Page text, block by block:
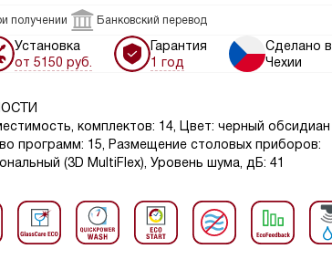
получении Банковский перевод
Установка
от 5150 руб.
Гарантия
1 год
Сделано в
Чехии
комплектов: 14, Цвет: черный обсидиан
программ: 15, Размещение столовых приборов:
(3D MultiFlex), Уровень шума, дБ: 41